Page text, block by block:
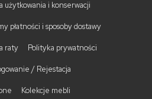
użytkowania i konserwacji
płatności i sposoby dostawy
raty Polityka prywatności
/ Rejestacja
Kolekcje mebli